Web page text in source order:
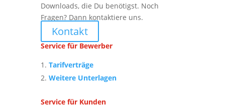
Downloads, die Du benötigst. Noch
Fragen? Dann kontaktiere uns.
Kontakt
Service für Bewerber
Tarifverträge
Weitere Unterlagen
Service für Kunden